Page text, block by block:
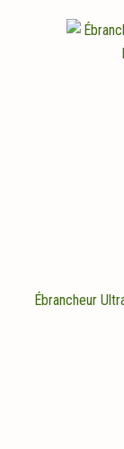
Ébrancheur